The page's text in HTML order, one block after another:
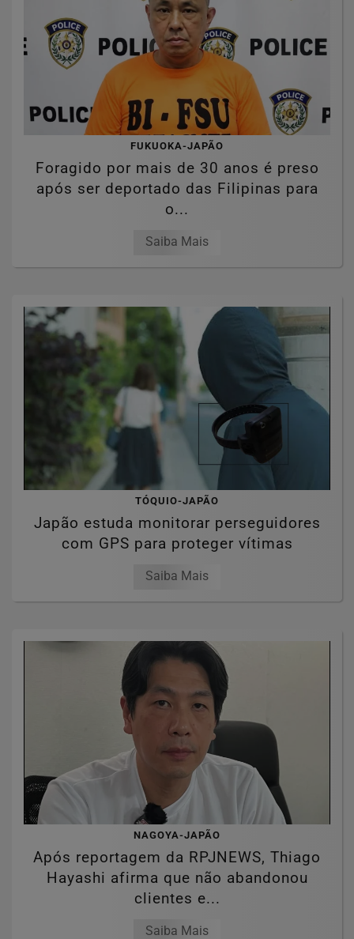
FUKUOKA-JAPÃO
Foragido por mais de 30 anos é preso
após ser deportado das Filipinas para
o...
Saiba Mais
TÓQUIO-JAPÃO
Japão estuda monitorar perseguidores
com GPS para proteger vítimas
Saiba Mais
NAGOYA-JAPÃO
Após reportagem da RPJNEWS, Thiago
Hayashi afirma que não abandonou
clientes e...
Saiba Mais